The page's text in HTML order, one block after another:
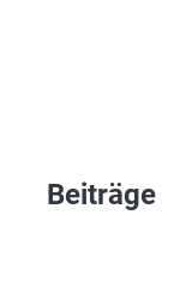
Beiträge